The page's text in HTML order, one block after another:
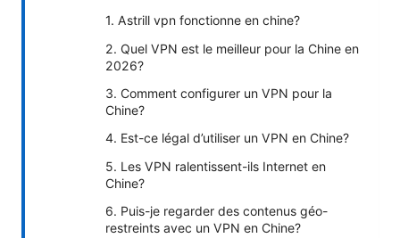
1. Astrill vpn fonctionne en chine?
2. Quel VPN est le meilleur pour la Chine en
2026?
3. Comment configurer un VPN pour la
Chine?
4. Est-ce légal d’utiliser un VPN en Chine?
5. Les VPN ralentissent-ils Internet en
Chine?
6. Puis-je regarder des contenus géo-
restreints avec un VPN en Chine?